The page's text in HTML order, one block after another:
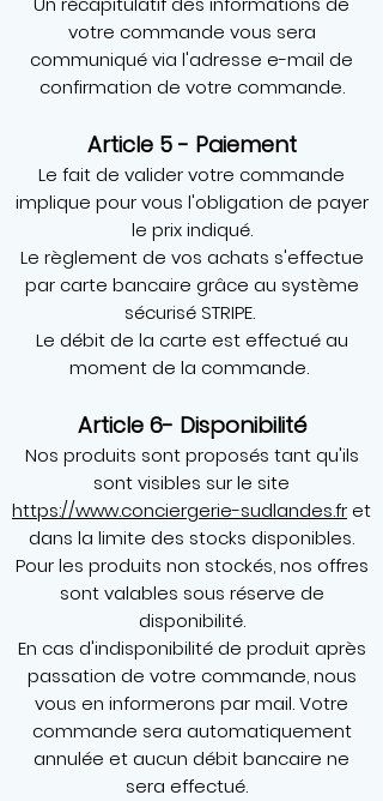
votre commande vous sera
communiqué via l'adresse e-mail de
confirmation de votre commande.
Article 5 - Paiement
Le fait de valider votre commande
implique pour vous l'obligation de payer
le prix indiqué.
Le règlement de vos achats s'effectue
par carte bancaire grâce au système
sécurisé STRIPE.
Le débit de la carte est effectué au
moment de la commande.
Article 6- Disponibilité
Nos produits sont proposés tant qu'ils
sont visibles sur le site
https://www.conciergerie-sudlandes.fr et
dans la limite des stocks disponibles.
Pour les produits non stockés, nos offres
sont valables sous réserve de
disponibilité.
En cas d'indisponibilité de produit après
passation de votre commande, nous
vous en informerons par mail. Votre
commande sera automatiquement
annulée et aucun débit bancaire ne
sera effectué.